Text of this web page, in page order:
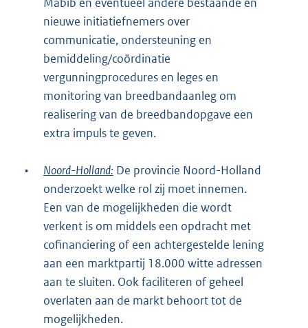
nieuwe initiatiefnemers over
communicatie, ondersteuning en
bemiddeling/coördinatie
vergunningprocedures en leges en
monitoring van breedbandaanleg om
realisering van de breedbandopgave een
extra impuls te geven.
• Noord-Holland: De provincie Noord-Holland
onderzoekt welke rol zij moet innemen.
Een van de mogelijkheden die wordt
verkent is om middels een opdracht met
cofinanciering of een achtergestelde lening
aan een marktpartij 18.000 witte adressen
aan te sluiten. Ook faciliteren of geheel
overlaten aan de markt behoort tot de
mogelijkheden.